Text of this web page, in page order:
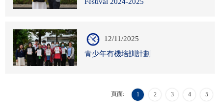
Festival 2024-2025
12/11/2025
青少年有機培訓計劃
頁面: 1 2 3 4 5